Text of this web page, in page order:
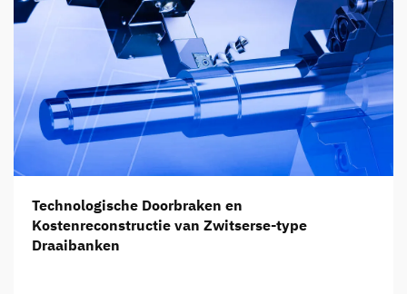
Technologische Doorbraken en
Kostenreconstructie van Zwitserse-type
Draaibanken